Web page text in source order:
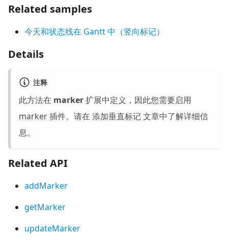
Related samples
今天和状态线在 Gantt 中（竖向标记）
Details
注释
此方法在 marker扩展中定义，因此您需要启用
marker插件。请在 添加垂直标记文章中了解详细信
息。
Related API
addMarker
getMarker
updateMarker